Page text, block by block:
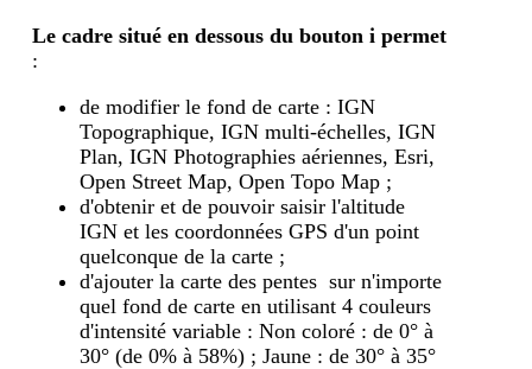
Le cadre situé en dessous du bouton ipermet
:
de modifier le fond de carte : IGN
Topographique, IGN multi-échelles, IGN
Plan, IGN Photographies aériennes, Esri,
Open Street Map, Open Topo Map ;
d'obtenir et de pouvoir saisir l'altitude
IGN et les coordonnées GPS d'un point
quelconque de la carte ;
d'ajouter la carte des pentes sur n'importe
quel fond de carte en utilisant 4 couleurs
d'intensité variable : Non coloré : de 0° à
30° (de 0% à 58%) ; Jaune : de 30° à 35°